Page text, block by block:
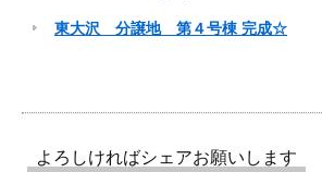
東大沢 分譲地 第４号棟 完成☆
よろしければシェアお願いします